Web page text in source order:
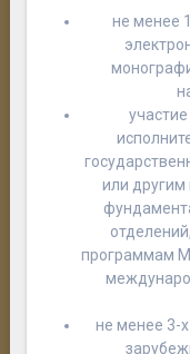
не менее
или
программам
не менее 3-